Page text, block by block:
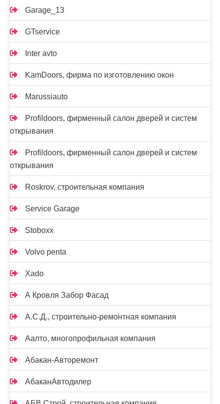
Garage_13
GTservice
Inter avto
KamDoors, фирма по изготовлению окон
Marussiauto
Profildoors, фирменный салон дверей и систем
открывания
Profildoors, фирменный салон дверей и систем
открывания
Roskrov, строительная компания
Service Garage
Stoboxx
Volvo penta
Xado
А Кровля Забор Фасад
А.С.Д., строительно-ремонтная компания
Аалто, многопрофильная компания
Абакан-Авторемонт
АбаканАвтодилер